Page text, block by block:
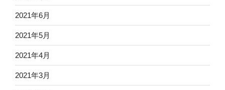
2021年6月
2021年5月
2021年4月
2021年3月